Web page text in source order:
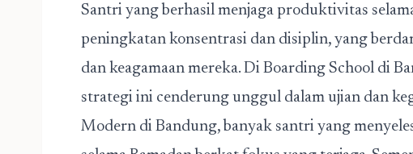
Santri yang berhasil menjaga produktivitas
peningkatan konsentrasi dan disiplin, yang
dan keagamaan mereka. Di Boarding School di
strategi ini cenderung unggul dalam ujian dan
Modern di Bandung, banyak santri yang